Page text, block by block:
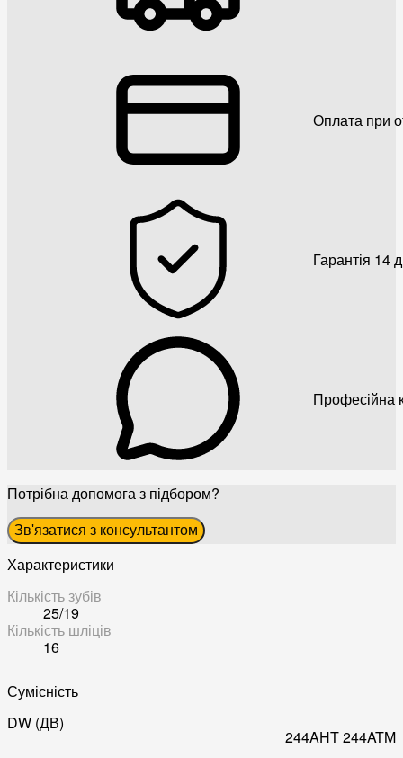
Оплата при
Гарантія 14
Професійна
Потрібна допомога з підбором?
Зв'язатися з консультантом
Характеристики
Кількість зубів
25/19
Кількість шліців
16
Сумісність
DW (ДВ)
244AHT244ATM